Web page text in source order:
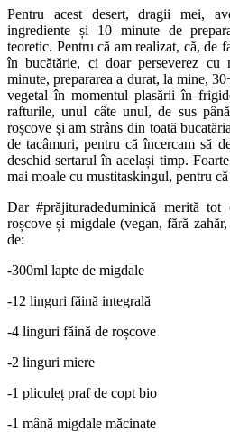
Pentru acest desert, dragii mei,
ingrediente și 10 minute de
teoretic. Pentru că am realizat, că, de
în bucătărie, ci doar perseverez
minute, prepararea a durat, la mine,
vegetal în momentul plasării în
rafturile, unul câte unul, de sus
roșcove și am strâns din toată
de tacâmuri, pentru că încercam să
deschid sertarul în același timp.
mai moale cu mustitaskingul, pentru
Dar #prăjituradeduminică merită
roșcove și migdale (vegan, fără
de:
-300ml lapte de migdale
-12 linguri făină integrală
-4 linguri făină de roșcove
-2 linguri miere
-1 pliculeț praf de copt bio
-1 mână migdale măcinate